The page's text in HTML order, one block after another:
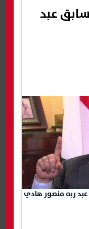
عبد
عبد ربه منصور هادي